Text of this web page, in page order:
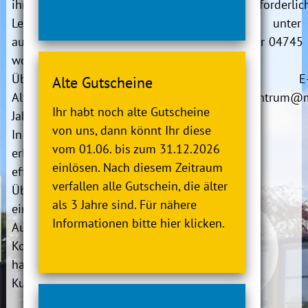
Alte Gutscheine
Ihr habt noch alte Gutscheine
von uns, dann könnt Ihr diese
vom 01.06. bis zum 31.12.2026
einlösen. Nach diesem Zeitraum
verfallen alle Gutschein, die älter
als 3 Jahre sind. Für nähere
Informationen bitte hier klicken.
ihre körperliche
Leistungsfähigkeit
aufbauen bzw. erhalten
wollen. Hier sind die
Übungen direkt auf die
Altersgruppe ca. 60 - 80
Jahre und älter zugeschnitten.
In diesem Gesundheitskurs
erlernt man mehrere
effektive Techniken bzw.
Übungen, die insbesondere
eine Verbesserung der
Ausdauer, Kraft und
Koordination zur Folge
haben.
Kursinhalte:
Telefonnummer 04745
per E-
therme.de